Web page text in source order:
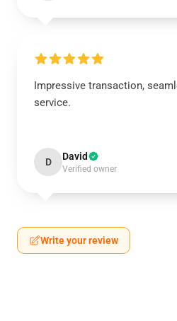
Impressive transaction,
service.
D David
Verified owner
Write your review